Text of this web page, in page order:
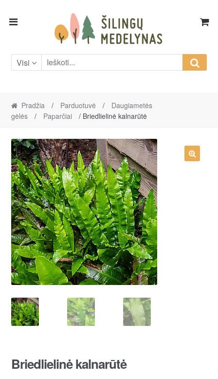
Skip
Skip
Visi
Pradžia / Parduotuvė /
Daugiametės
gėlės
/ Paparčiai / Briedlielinė kalnarūtė
Briedlielinė kalnarūtė